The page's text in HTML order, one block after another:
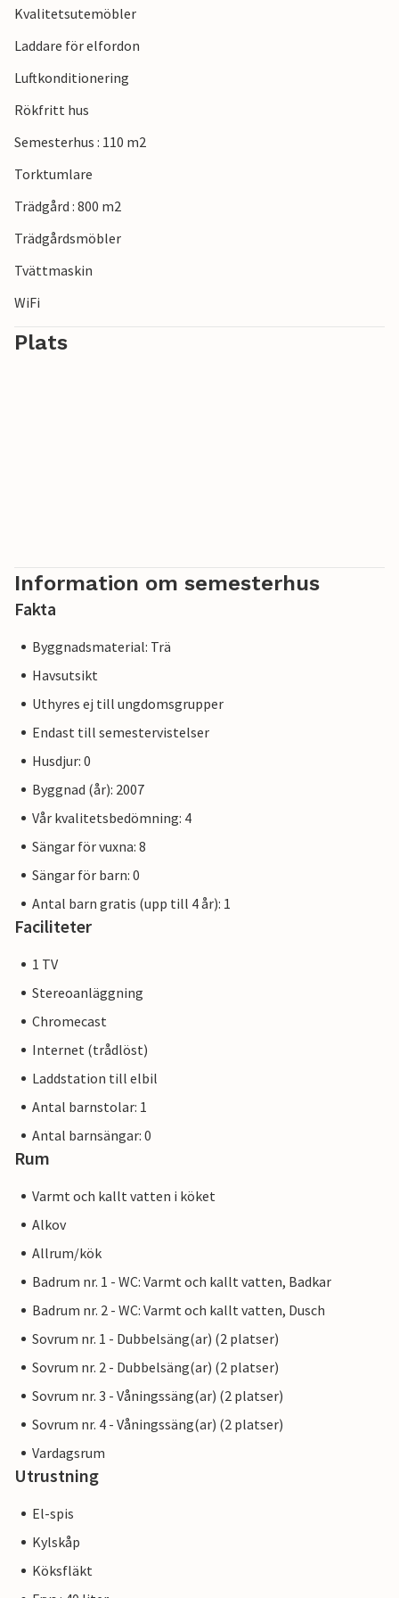
Kvalitetsutemöbler
Laddare för elfordon
Luftkonditionering
Rökfritt hus
Semesterhus : 110 m2
Torktumlare
Trädgård : 800 m2
Trädgårdsmöbler
Tvättmaskin
WiFi
Plats
Information om semesterhus
Fakta
Byggnadsmaterial: Trä
Havsutsikt
Uthyres ej till ungdomsgrupper
Endast till semestervistelser
Husdjur: 0
Byggnad (år): 2007
Vår kvalitetsbedömning: 4
Sängar för vuxna: 8
Sängar för barn: 0
Antal barn gratis (upp till 4 år): 1
Faciliteter
1 TV
Stereoanläggning
Chromecast
Internet (trådlöst)
Laddstation till elbil
Antal barnstolar: 1
Antal barnsängar: 0
Rum
Varmt och kallt vatten i köket
Alkov
Allrum/kök
Badrum nr. 1 - WC: Varmt och kallt vatten, Badkar
Badrum nr. 2 - WC: Varmt och kallt vatten, Dusch
Sovrum nr. 1 - Dubbelsäng(ar) (2 platser)
Sovrum nr. 2 - Dubbelsäng(ar) (2 platser)
Sovrum nr. 3 - Våningssäng(ar) (2 platser)
Sovrum nr. 4 - Våningssäng(ar) (2 platser)
Vardagsrum
Utrustning
El-spis
Kylskåp
Köksfläkt